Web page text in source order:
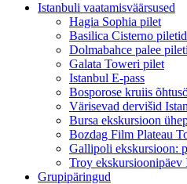
Istanbuli vaatamisväärsused
Hagia Sophia pilet
Basilica Cisterno piletid
Dolmabahce palee
Galata Toweri pilet
Istanbul E-pass
Bosporose kruiis
Värisevad dervišid
Bursa ekskursioon
Bozdag Film Plateau
Gallipoli ekskursioon:
Troy ekskursioonipäev
Grupipäringud